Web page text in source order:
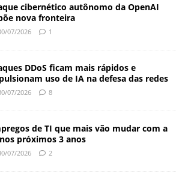
cibernético autônomo da OpenAI
nova fronteira
07/2026 1
DDoS ficam mais rápidos e
uso de IA na defesa das redes
07/2026 8
de TI que mais vão mudar com a
próximos 3 anos
07/2026 2